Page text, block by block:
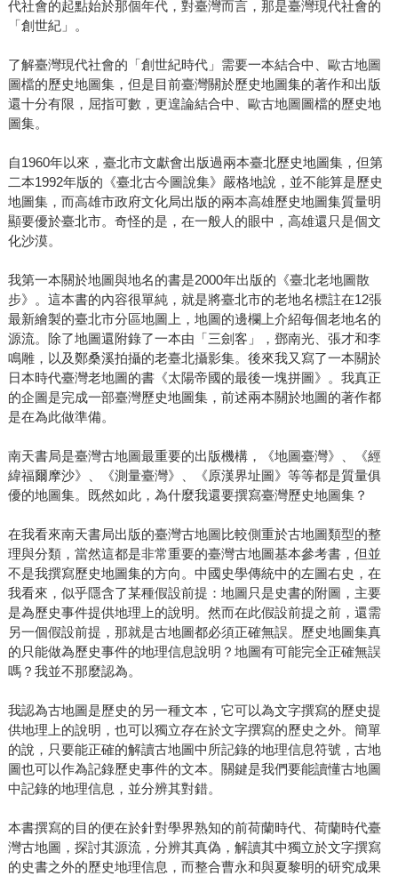
代社會的起點始於那個年代，對臺灣而言，那是臺灣現代社會的
「創世紀」。
了解臺灣現代社會的「創世紀時代」需要一本結合中、歐古地圖
圖檔的歷史地圖集，但是目前臺灣關於歷史地圖集的著作和出版
還十分有限，屈指可數，更遑論結合中、歐古地圖圖檔的歷史地
圖集。
自1960年以來，臺北市文獻會出版過兩本臺北歷史地圖集，但第
二本1992年版的《臺北古今圖說集》嚴格地說，並不能算是歷史
地圖集，而高雄市政府文化局出版的兩本高雄歷史地圖集質量明
顯要優於臺北市。奇怪的是，在一般人的眼中，高雄還只是個文
化沙漠。
我第一本關於地圖與地名的書是2000年出版的《臺北老地圖散
步》。這本書的內容很單純，就是將臺北市的老地名標註在12張
最新繪製的臺北市分區地圖上，地圖的邊欄上介紹每個老地名的
源流。除了地圖還附錄了一本由「三劍客」，鄧南光、張才和李
鳴雕，以及鄭桑溪拍攝的老臺北攝影集。後來我又寫了一本關於
日本時代臺灣老地圖的書《太陽帝國的最後一塊拼圖》。我真正
的企圖是完成一部臺灣歷史地圖集，前述兩本關於地圖的著作都
是在為此做準備。
南天書局是臺灣古地圖最重要的出版機構，《地圖臺灣》、《經
緯福爾摩沙》、《測量臺灣》、《原漢界址圖》等等都是質量俱
優的地圖集。既然如此，為什麼我還要撰寫臺灣歷史地圖集？
在我看來南天書局出版的臺灣古地圖比較側重於古地圖類型的整
理與分類，當然這都是非常重要的臺灣古地圖基本參考書，但並
不是我撰寫歷史地圖集的方向。中國史學傳統中的左圖右史，在
我看來，似乎隱含了某種假設前提：地圖只是史書的附圖，主要
是為歷史事件提供地理上的說明。然而在此假設前提之前，還需
另一個假設前提，那就是古地圖都必須正確無誤。歷史地圖集真
的只能做為歷史事件的地理信息說明？地圖有可能完全正確無誤
嗎？我並不那麼認為。
我認為古地圖是歷史的另一種文本，它可以為文字撰寫的歷史提
供地理上的說明，也可以獨立存在於文字撰寫的歷史之外。簡單
的說，只要能正確的解讀古地圖中所記錄的地理信息符號，古地
圖也可以作為記錄歷史事件的文本。關鍵是我們要能讀懂古地圖
中記錄的地理信息，並分辨其對錯。
本書撰寫的目的便在於針對學界熟知的前荷蘭時代、荷蘭時代臺
灣古地圖，探討其源流，分辨其真偽，解讀其中獨立於文字撰寫
的史書之外的歷史地理信息，而整合曹永和與夏黎明的研究成果